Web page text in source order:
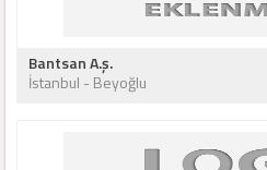
Bantsan A.ş.
İstanbul - Beyoğlu